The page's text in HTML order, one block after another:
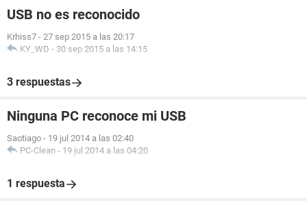
USB no es reconocido
Krhiss7 - 27 sep 2015 a las 20:17
KY_WD - 30 sep 2015 a las 14:15
3 respuestas
Ninguna PC reconoce mi USB
Saotiago - 19 jul 2014 a las 02:40
PC-Clean - 19 jul 2014 a las 04:20
1 respuesta